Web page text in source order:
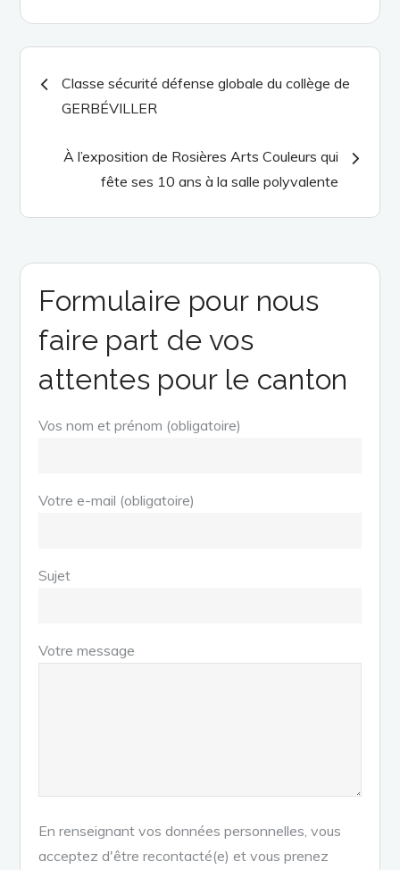
Navigation
de
l’article
Classe sécurité défense globale du collège de
GERBÉVILLER
À l’exposition de Rosières Arts Couleurs qui
fête ses 10 ans à la salle polyvalente
Formulaire pour nous
faire part de vos
attentes pour le canton
Vos nom et prénom (obligatoire)
Votre e-mail (obligatoire)
Sujet
Votre message
En renseignant vos données personnelles, vous
acceptez d'être recontacté(e) et vous prenez